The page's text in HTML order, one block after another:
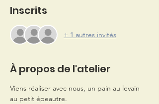
Inscrits
+ 1 autres invités
À propos de l'atelier
Viens réaliser avec nous, un pain au levain
au petit épeautre.